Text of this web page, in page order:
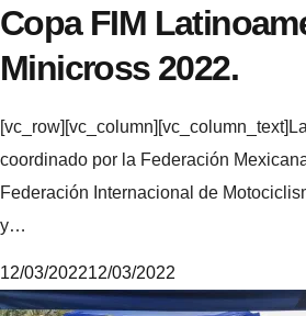
Copa FIM
Minicross 2022.
coordinado por la Federación
Federación Internacional de
y…
M
12/03/202212/03/2022